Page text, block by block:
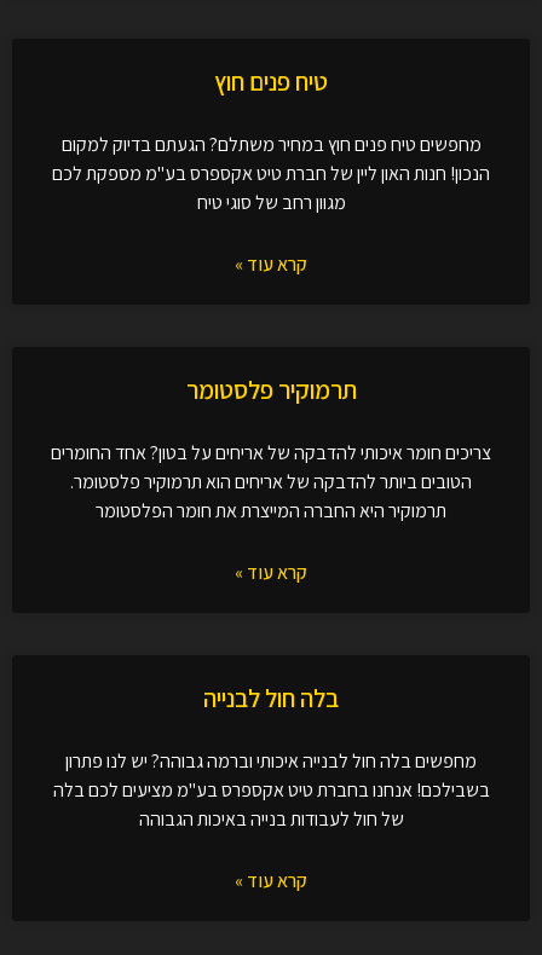
טיח פנים חוץ
מחפשים טיח פנים חוץ במחיר משתלם? הגעתם בדיוק למקום
הנכון! חנות האון ליין של חברת טיט אקספרס בע"מ מספקת לכם
מגוון רחב של סוגי טיח
קרא עוד »
תרמוקיר פלסטומר
צריכים חומר איכותי להדבקה של אריחים על בטון? אחד החומרים
הטובים ביותר להדבקה של אריחים הוא תרמוקיר פלסטומר.
תרמוקיר היא החברה המייצרת את חומר הפלסטומר
קרא עוד »
בלה חול לבנייה
מחפשים בלה חול לבנייה איכותי וברמה גבוהה? יש לנו פתרון
בשבילכם! אנחנו בחברת טיט אקספרס בע"מ מציעים לכם בלה
של חול לעבודות בנייה באיכות הגבוהה
קרא עוד »